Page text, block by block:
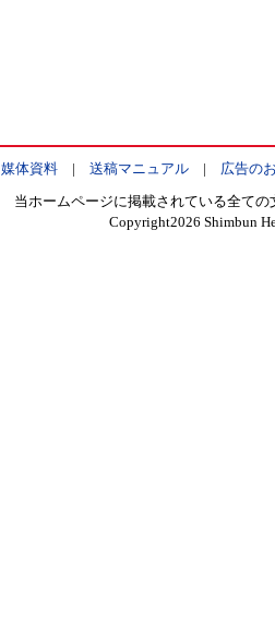
媒体資料| 送稿マニュアル| 広告の
当ホームページに掲載されている全て
Copyright2026 Shimbun